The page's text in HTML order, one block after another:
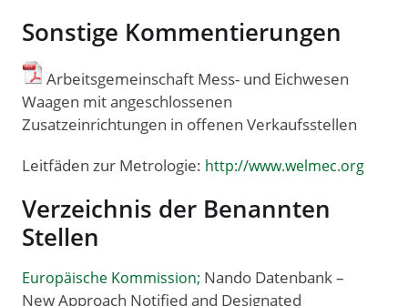
Sonstige Kommentierungen
Arbeitsgemeinschaft Mess- und Eichwesen
Waagen mit angeschlossenen
Zusatzeinrichtungen in offenen Verkaufsstellen
Leitfäden zur Metrologie: http://www.welmec.org
Verzeichnis der Benannten
Stellen
Europäische Kommission; Nando Datenbank –
New Approach Notified and Designated